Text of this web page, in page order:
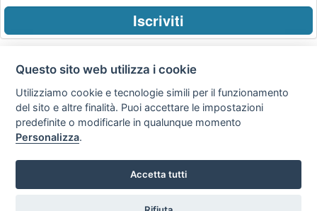
Iscriviti
Privacy
policy
Avviso
legale
Preferenze cookie
Copyright © 2008
SVILUPPO TURISMO ITALIA S.r.L. unipersonale
P.IVA: 01665350433 - R.E.A. FM-195884 Via A. Costa, 2
63822 Porto San Giorgio (FM)
Questo sito web utilizza i cookie
Utilizziamo cookie e tecnologie simili per il funzionamento
del sito e altre finalità. Puoi accettare le impostazioni
predefinite o modificarle in qualunque momento
Personalizza.
Accetta tutti